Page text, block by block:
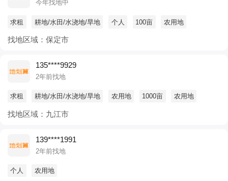
今年找地中
求租 耕地/水田/水浇地/旱地 个人 100亩 农用地
找地区域：保定市
135****9929
2年前找地
求租 耕地/水田/水浇地/旱地 农用地 1000亩 农用地
找地区域：九江市
139****1991
2年前找地
个人 农用地